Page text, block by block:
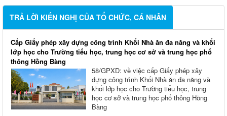
TRẢ LỜI KIẾN NGHỊ CỦA TỔ CHỨC, CÁ NHÂN
Cấp Giấy phép xây dựng công trình Khối Nhà ăn đa năng và khối
lớp học cho Trường tiểu học, trung học cơ sở và trung học phổ
thông Hồng Bàng
58/GPXD: về việc cấp Giấy phép xây
dựng công trình Khối Nhà ăn đa năng và
khối lớp học cho Trường tiểu học, trung
học cơ sở và trung học phổ thông Hồng
Bàng